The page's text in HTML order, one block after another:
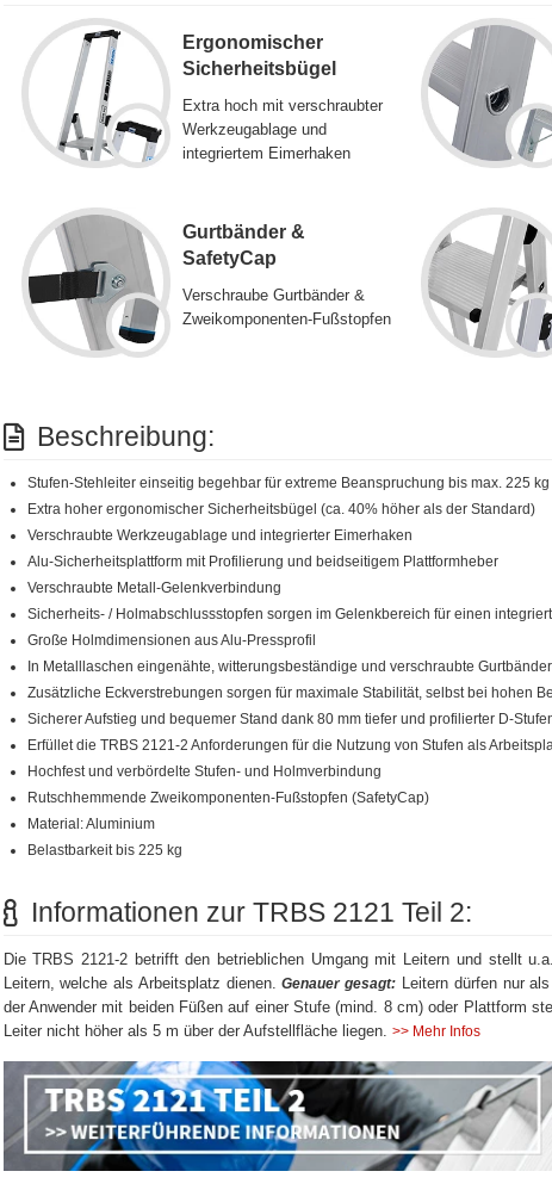
Ergonomischer
Sicherheitsbügel
Extra hoch mit verschraubter
Werkzeugablage und
integriertem Eimerhaken
Gurtbänder &
SafetyCap
Verschraube Gurtbänder &
Zweikomponenten-Fußstopfen
Beschreibung:
Stufen-Stehleiter einseitig begehbar für extreme Beanspruchung bis max. 225 kg
Extra hoher ergonomischer Sicherheitsbügel (ca. 40% höher als der Standard)
Verschraubte Werkzeugablage und integrierter Eimerhaken
Alu-Sicherheitsplattform mit Profilierung und beidseitigem Plattformheber
Verschraubte Metall-Gelenkverbindung
Sicherheits- / Holmabschlussstopfen sorgen im Gelenkbereich für einen
Große Holmdimensionen aus Alu-Pressprofil
In Metalllaschen eingenähte, witterungsbeständige und verschraubte
Zusätzliche Eckverstrebungen sorgen für maximale Stabilität, selbst bei hohen
Sicherer Aufstieg und bequemer Stand dank 80 mm tiefer und profilierter D-
Erfüllet die TRBS 2121-2 Anforderungen für die Nutzung von Stufen als
Hochfest und verbördelte Stufen- und Holmverbindung
Rutschhemmende Zweikomponenten-Fußstopfen (SafetyCap)
Material: Aluminium
Belastbarkeit bis 225 kg
Informationen zur TRBS 2121 Teil 2:
Die TRBS 2121-2 betrifft den betrieblichen Umgang mit Leitern und stellt
Leitern, welche als Arbeitsplatz dienen. Genauer gesagt:Leitern dürfen nur als
der Anwender mit beiden Füßen auf einer Stufe (mind. 8 cm) oder Plattform
Leiter nicht höher als 5 m über der Aufstellfläche liegen. >> Mehr Infos